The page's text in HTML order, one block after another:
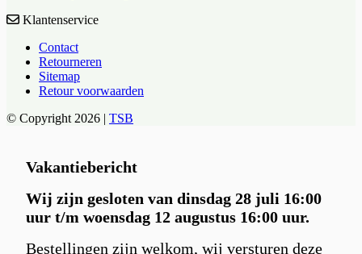
Klantenservice
Contact
Retourneren
Sitemap
Retour voorwaarden
© Copyright 2026 | TSB
Vakantiebericht
Wij zijn gesloten van dinsdag 28 juli 16:00
uur t/m woensdag 12 augustus 16:00 uur.
Bestellingen zijn welkom, wij versturen deze